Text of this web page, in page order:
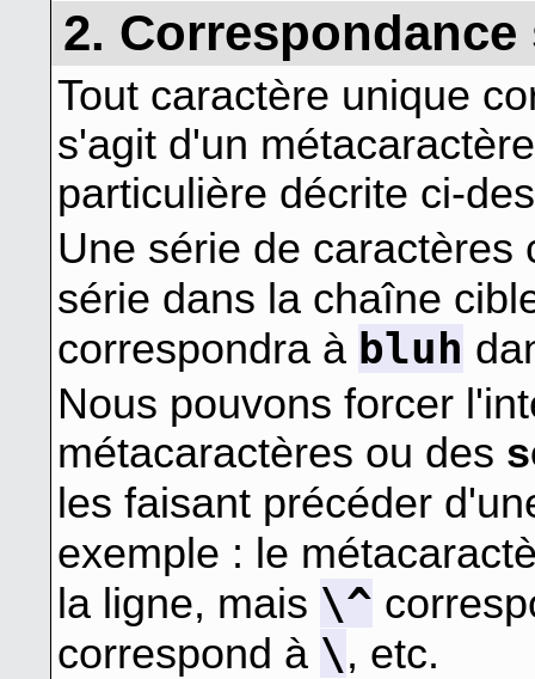
2. Correspondance
Tout caractère unique
s'agit d'un
particulière décrite ci-
Une série de caractères
série dans la chaîne
correspondra à bluh
Nous pouvons forcer
métacaractères ou des
les faisant précéder
exemple : le
la ligne, mais \^
correspond à \, etc.